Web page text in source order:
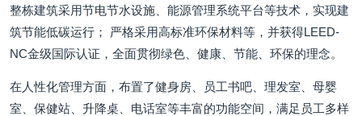
整栋建筑采用节电节水设施、能源管理系统平台等技术，实现建
筑节能低碳运行； 严格采用高标准环保材料等，并获得LEED-
NC金级国际认证，全面贯彻绿色、健康、节能、环保的理念。
在人性化管理方面，布置了健身房、员工书吧、理发室、母婴
室、保健站、升降桌、电话室等丰富的功能空间，满足员工多样